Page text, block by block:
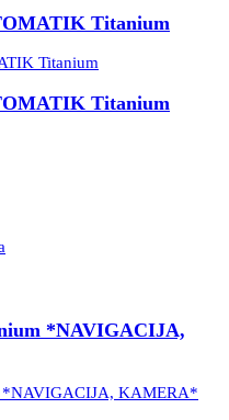
Titanium
Titanium
*NAVIGACIJA,